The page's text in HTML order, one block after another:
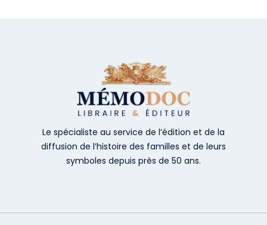
Le spécialiste au service de l’édition et de la
diffusion de l’histoire des familles et de leurs
symboles depuis près de 50 ans.